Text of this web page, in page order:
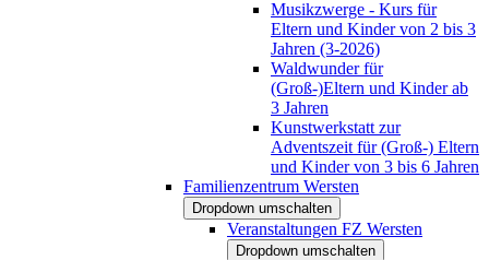
Musikzwerge - Kurs für
Eltern und Kinder von 2 bis 3
Jahren (3-2026)
Waldwunder für
(Groß-)Eltern und Kinder ab
3 Jahren
Kunstwerkstatt zur
Adventszeit für (Groß-) Eltern
und Kinder von 3 bis 6 Jahren
Familienzentrum Wersten
Dropdown umschalten
Veranstaltungen FZ Wersten
Dropdown umschalten